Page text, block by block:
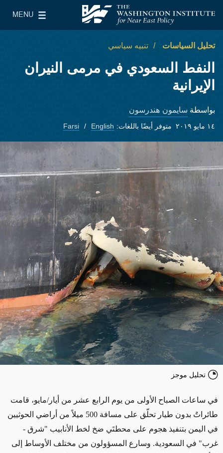
معهد واشنطن لسياسات الشرق الأدنى
MENU
Main Menu
تحليل السياسات تنبيه سياسي
النفط السعودي في مرمى النيران
الإيرانية
بواسطة سايمون هندرسون
١٤ مايو ٢٠١٩ متوفر أيضًا باللغات: English
Farsi
تحليل موجز
في ساعات الصباح الأولى من يوم الرابع عشر من أيار/مايو، قامت
طائراتٌ بدون طيار تحلّق على مسافة 500 ميلاً من أراضي الحوثيين
في اليمن بتنفيذ هجوم على محطتَي ضخ لخط الأنابيب "شرق -
غرب" في السعودية. وسارع المسؤولون من مختلف الأوساط إلى